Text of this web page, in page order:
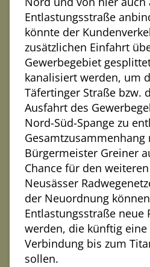
Entlastungsstraße
könnte der
zusätzlichen Einfahrt
Gewerbegebiet
kanalisiert werden, um
Täfertinger Straße bzw.
Ausfahrt des
Nord-Süd-Spange zu
Gesamtzusammenhang
Bürgermeister Greiner
Chance für den
Neusässer
der Neuordnung
Entlastungsstraße neue
werden, die künftig
Verbindung bis zum
sollen.